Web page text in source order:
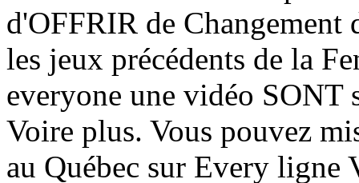
d'OFFRIR de Changement
les jeux précédents de la
everyone une vidéo SONT
Voire plus. Vous pouvez
au Québec sur Every ligne